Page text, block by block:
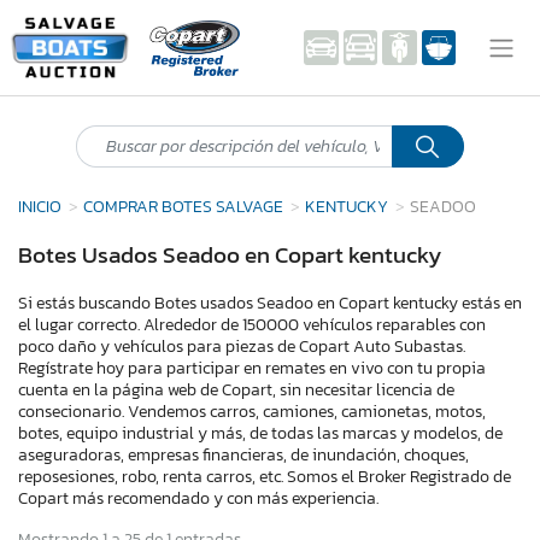
INICIO COMPRAR BOTES SALVAGE KENTUCKY SEADOO
Botes Usados Seadoo en Copart kentucky
Si estás buscando Botes usados Seadoo en Copart kentucky estás en
el lugar correcto. Alrededor de 150000 vehículos reparables con
poco daño y vehículos para piezas de Copart Auto Subastas.
Regístrate hoy para participar en remates en vivo con tu propia
cuenta en la página web de Copart, sin necesitar licencia de
consecionario. Vendemos carros, camiones, camionetas, motos,
botes, equipo industrial y más, de todas las marcas y modelos, de
aseguradoras, empresas financieras, de inundación, choques,
reposesiones, robo, renta carros, etc. Somos el Broker Registrado de
Copart más recomendado y con más experiencia.